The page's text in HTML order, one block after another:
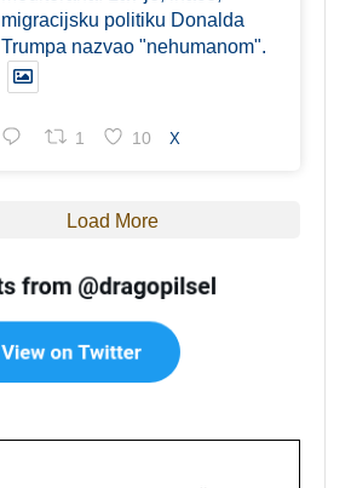
migracijsku politiku Donalda
Trumpa nazvao "nehumanom".
1 10 X
Load More